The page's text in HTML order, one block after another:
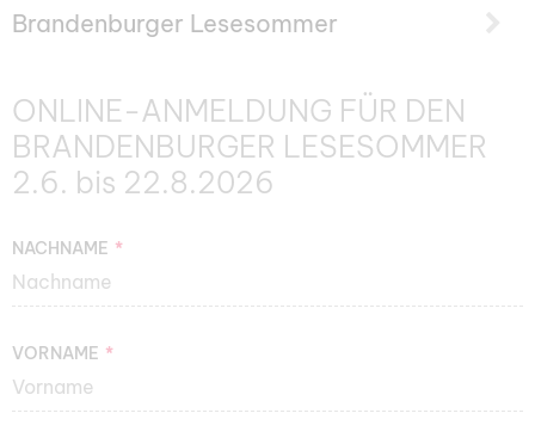
Brandenburger Lesesommer
ONLINE-ANMELDUNG FÜR DEN
BRANDENBURGER LESESOMMER
2.6. bis 22.8.2026
NACHNAME
VORNAME